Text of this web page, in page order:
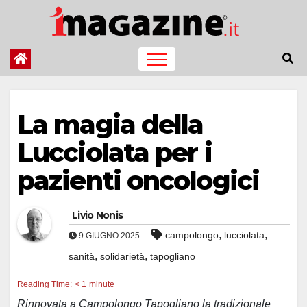
contenuto
La magia della
Lucciolata per i
pazienti oncologici
Livio Nonis
9 GIUGNO 2025 campolongo, lucciolata,
sanità, solidarietà, tapogliano
Reading Time: < 1 minute
Rinnovata a Campolongo Tapogliano la tradizionale